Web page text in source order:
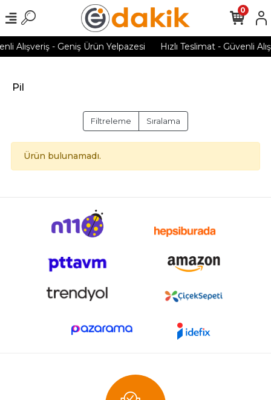
Alışveriş - Geniş Ürün Yelpazesi Hızlı Teslimat - Güvenli
0
Pil
Filtreleme Sıralama
Ürün bulunamadı.